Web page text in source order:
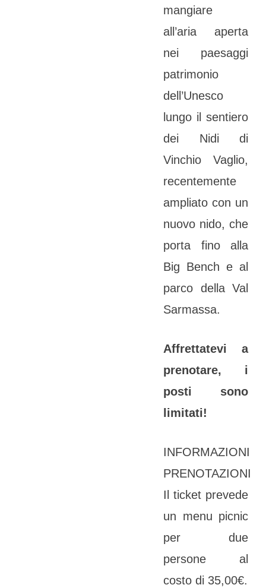
mangiare
all’aria aperta
nei paesaggi
patrimonio
dell’Unesco
lungo il sentiero
dei Nidi di
Vinchio Vaglio,
recentemente
ampliato con un
nuovo nido, che
porta fino alla
Big Bench e al
parco della Val
Sarmassa.
Affrettatevi a
prenotare, i
posti sono
limitati!
INFORMAZIONI
PRENOTAZIONI
Il ticket prevede
un menu picnic
per due
persone al
costo di 35,00€.